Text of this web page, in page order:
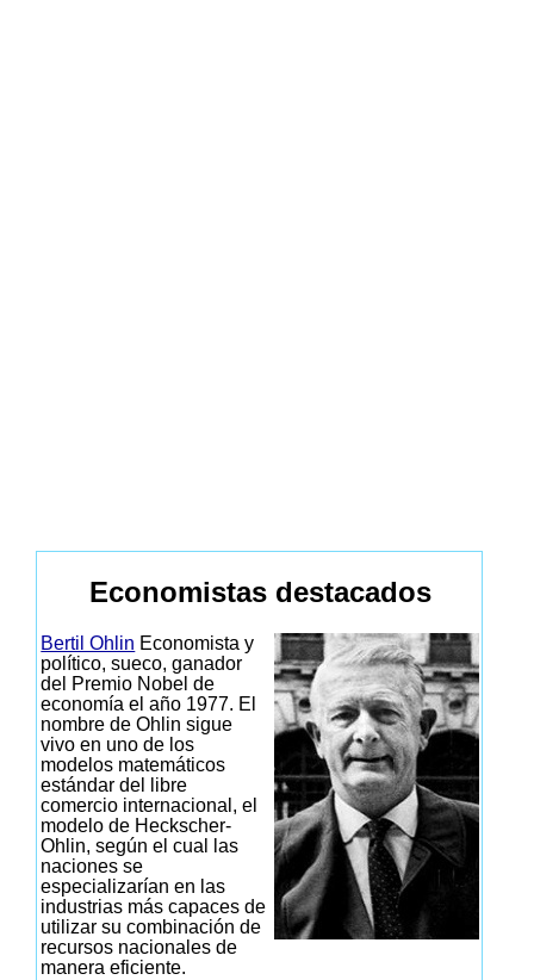
Economistas destacados
Bertil Ohlin Economista y
político, sueco, ganador
del Premio Nobel de
economía el año 1977. El
nombre de Ohlin sigue
vivo en uno de los
modelos matemáticos
estándar del libre
comercio internacional, el
modelo de Heckscher-
Ohlin, según el cual las
naciones se
especializarían en las
industrias más capaces de
utilizar su combinación de
recursos nacionales de
manera eficiente.